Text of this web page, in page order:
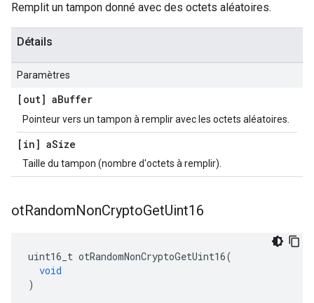
Remplit un tampon donné avec des octets aléatoires.
Détails
Paramètres
[out] aBuffer
Pointeur vers un tampon à remplir avec les octets aléatoires.
[in] aSize
Taille du tampon (nombre d'octets à remplir).
otRandomNonCryptoGetUint16
uint16_t otRandomNonCryptoGetUint16(
void
)